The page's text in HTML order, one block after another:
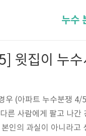
누수
윗집이 누
우 (아파트 누수분쟁
른 사람에게 팔고 나간
인의 과실이 아니라고